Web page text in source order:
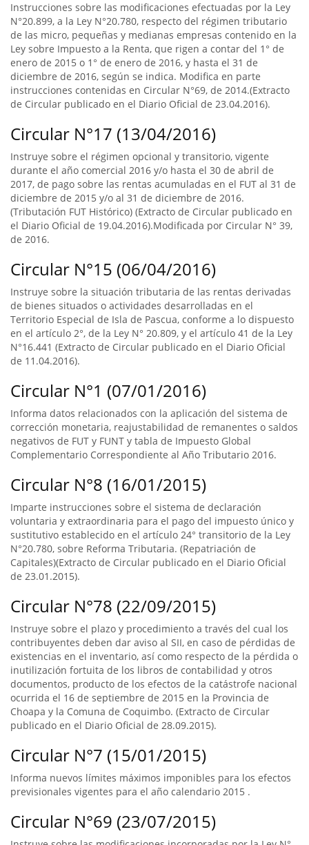
Instrucciones sobre las modificaciones efectuadas por la Ley
N°20.899, a la Ley N°20.780, respecto del régimen tributario
de las micro, pequeñas y medianas empresas contenido en la
Ley sobre Impuesto a la Renta, que rigen a contar del 1° de
enero de 2015 o 1° de enero de 2016, y hasta el 31 de
diciembre de 2016, según se indica. Modifica en parte
instrucciones contenidas en Circular N°69, de 2014.(Extracto
de Circular publicado en el Diario Oficial de 23.04.2016).
Circular N°17 (13/04/2016)
Instruye sobre el régimen opcional y transitorio, vigente
durante el año comercial 2016 y/o hasta el 30 de abril de
2017, de pago sobre las rentas acumuladas en el FUT al 31 de
diciembre de 2015 y/o al 31 de diciembre de 2016.
(Tributación FUT Histórico) (Extracto de Circular publicado en
el Diario Oficial de 19.04.2016).Modificada por Circular N° 39,
de 2016.
Circular N°15 (06/04/2016)
Instruye sobre la situación tributaria de las rentas derivadas
de bienes situados o actividades desarrolladas en el
Territorio Especial de Isla de Pascua, conforme a lo dispuesto
en el artículo 2°, de la Ley N° 20.809, y el artículo 41 de la Ley
N°16.441 (Extracto de Circular publicado en el Diario Oficial
de 11.04.2016).
Circular N°1 (07/01/2016)
Informa datos relacionados con la aplicación del sistema de
corrección monetaria, reajustabilidad de remanentes o saldos
negativos de FUT y FUNT y tabla de Impuesto Global
Complementario Correspondiente al Año Tributario 2016.
Circular N°8 (16/01/2015)
Imparte instrucciones sobre el sistema de declaración
voluntaria y extraordinaria para el pago del impuesto único y
sustitutivo establecido en el artículo 24° transitorio de la Ley
N°20.780, sobre Reforma Tributaria. (Repatriación de
Capitales)(Extracto de Circular publicado en el Diario Oficial
de 23.01.2015).
Circular N°78 (22/09/2015)
Instruye sobre el plazo y procedimiento a través del cual los
contribuyentes deben dar aviso al SII, en caso de pérdidas de
existencias en el inventario, así como respecto de la pérdida o
inutilización fortuita de los libros de contabilidad y otros
documentos, producto de los efectos de la catástrofe nacional
ocurrida el 16 de septiembre de 2015 en la Provincia de
Choapa y la Comuna de Coquimbo. (Extracto de Circular
publicado en el Diario Oficial de 28.09.2015).
Circular N°7 (15/01/2015)
Informa nuevos límites máximos imponibles para los efectos
previsionales vigentes para el año calendario 2015 .
Circular N°69 (23/07/2015)